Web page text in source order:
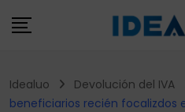
to
Idealuo Devolución del IVA
beneficiarios recién focalizdos